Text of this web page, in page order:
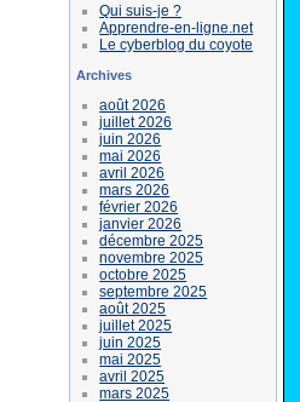
Qui suis-je ?
Apprendre-en-ligne.net
Le cyberblog du coyote
Archives
août 2026
juillet 2026
juin 2026
mai 2026
avril 2026
mars 2026
février 2026
janvier 2026
décembre 2025
novembre 2025
octobre 2025
septembre 2025
août 2025
juillet 2025
juin 2025
mai 2025
avril 2025
mars 2025